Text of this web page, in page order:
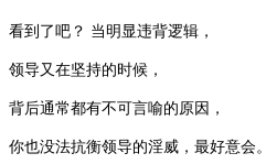
看到了吧？ 当明显违背逻辑，
领导又在坚持的时候，
背后通常都有不可言喻的原因，
你也没法抗衡领导的淫威，最好意会。